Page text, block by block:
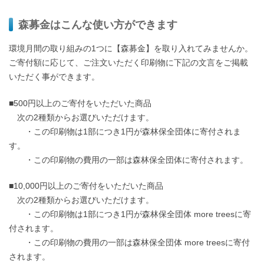
森募金はこんな使い方ができます
環境月間の取り組みの1つに【森募金】を取り入れてみませんか。
ご寄付額に応じて、ご注文いただく印刷物に下記の文言をご掲載
いただく事ができます。
■500円以上のご寄付をいただいた商品
次の2種類からお選びいただけます。
・この印刷物は1部につき1円が森林保全団体に寄付されま
す。
・この印刷物の費用の一部は森林保全団体に寄付されます。
■10,000円以上のご寄付をいただいた商品
次の2種類からお選びいただけます。
・この印刷物は1部につき1円が森林保全団体 more treesに寄
付されます。
・この印刷物の費用の一部は森林保全団体 more treesに寄付
されます。